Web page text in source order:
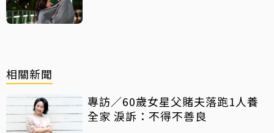
相關新聞
專訪／60歲女星父賭夫落跑1人養
全家 淚訴：不得不善良